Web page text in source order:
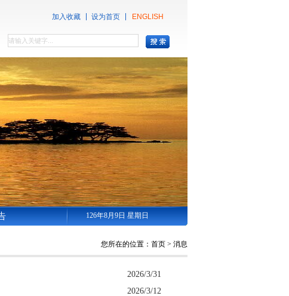
加入收藏 设为首页 ENGLISH
126年8月9日 星期日
您所在的位置： 首页> 消息
2026/3/31
2026/3/12